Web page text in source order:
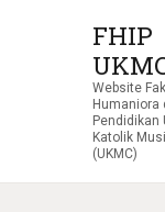
FHIP
Website
Humaniora
Pendidikan
Katolik
(UKMC)
Website Fakultas
HOME